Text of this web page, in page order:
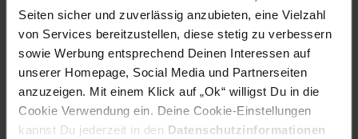
Seiten sicher und zuverlässig anzubieten, eine Vielzahl
von Services bereitzustellen, diese stetig zu verbessern
sowie Werbung entsprechend Deinen Interessen auf
unserer Homepage, Social Media und Partnerseiten
anzuzeigen. Mit einem Klick auf „Ok“ willigst Du in die
Cookie Verwendung ein. Deine Cookie-Einstellungen
kannst Du jederzeit in den Datenschutzinformationen
Fußzeile
Weitere Online-Angebote
Netto Reisen TV-Shop Weinwelt